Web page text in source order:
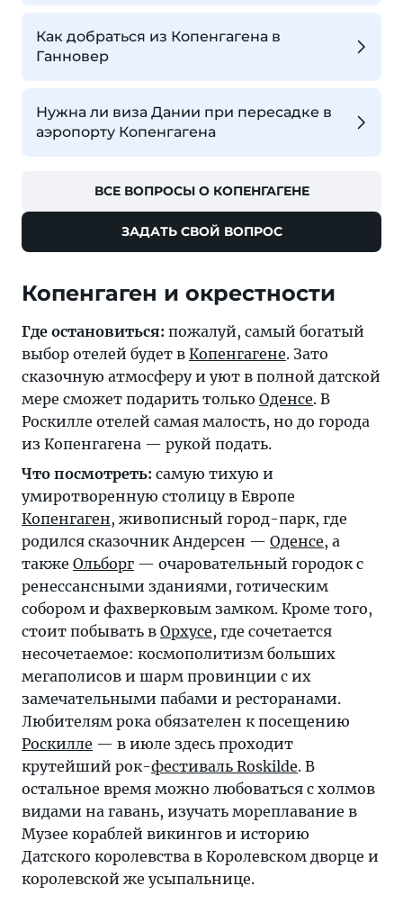
Как добраться из Копенгагена в
Ганновер
Нужна ли виза Дании при пересадке в
аэропорту Копенгагена
ВСЕ ВОПРОСЫ О КОПЕНГАГЕНЕ
ЗАДАТЬ СВОЙ ВОПРОС
Копенгаген и окрестности
Где остановиться: пожалуй, самый богатый
выбор отелей будет в Копенгагене. Зато
сказочную атмосферу и уют в полной датской
мере сможет подарить только Оденсе. В
Роскилле отелей самая малость, но до города
из Копенгагена — рукой подать.
Что посмотреть: самую тихую и
умиротворенную столицу в Европе
Копенгаген, живописный город-парк, где
родился сказочник Андерсен — Оденсе, а
также Ольборг — очаровательный городок с
ренессансными зданиями, готическим
собором и фахверковым замком. Кроме того,
стоит побывать в Орхусе, где сочетается
несочетаемое: космополитизм больших
мегаполисов и шарм провинции с их
замечательными пабами и ресторанами.
Любителям рока обязателен к посещению
Роскилле — в июле здесь проходит
крутейший рок-фестиваль Roskilde. В
остальное время можно любоваться с холмов
видами на гавань, изучать мореплавание в
Музее кораблей викингов и историю
Датского королевства в Королевском дворце и
королевской же усыпальнице.